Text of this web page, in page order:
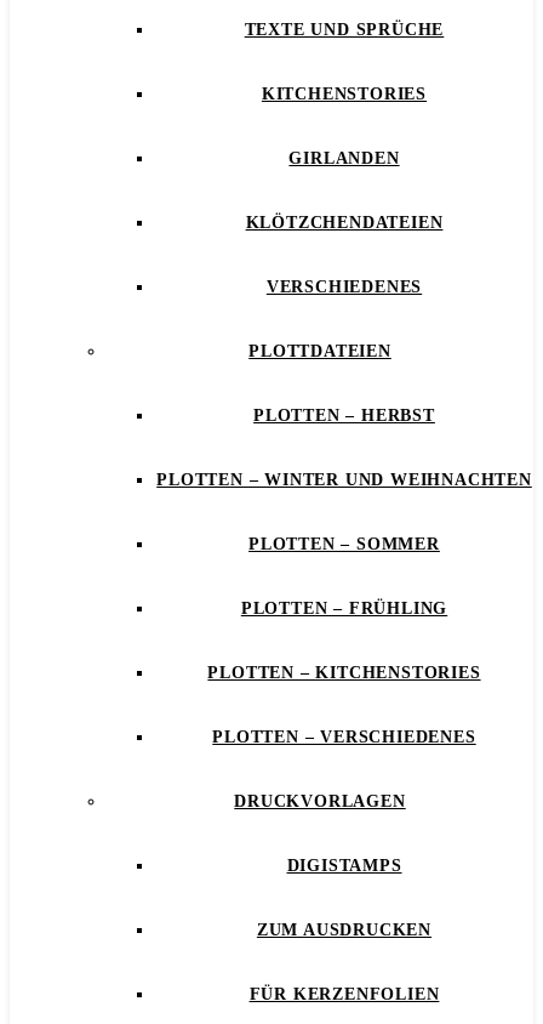
TEXTE UND SPRÜCHE
KITCHENSTORIES
GIRLANDEN
KLÖTZCHENDATEIEN
VERSCHIEDENES
PLOTTDATEIEN
PLOTTEN – HERBST
PLOTTEN – WINTER UND WEIHNACHTEN
PLOTTEN – SOMMER
PLOTTEN – FRÜHLING
PLOTTEN – KITCHENSTORIES
PLOTTEN – VERSCHIEDENES
DRUCKVORLAGEN
DIGISTAMPS
ZUM AUSDRUCKEN
FÜR KERZENFOLIEN